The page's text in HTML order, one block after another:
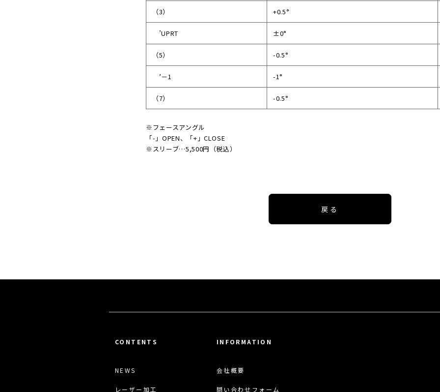
（3） +0.5°
’UPRT ±0°
（5） -0.5°
’－1 -1°
（7） -0.5°
※フェースアングル
「-」OPEN、「+」CLOSE
※スリーブ…5,500円（税込）
戻る
CONTENTS
NEWS
レーザー加工
INFORMATION
会社概要
問い合わせフォーム